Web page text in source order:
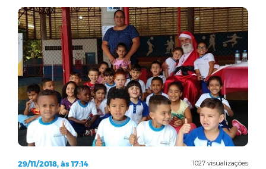
1027 visualizações
29/11/2018, às 17:14